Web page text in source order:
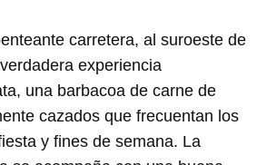
carretera, al suroeste de
experiencia
una barbacoa de carne de
cazados que frecuentan los
y fines de semana. La